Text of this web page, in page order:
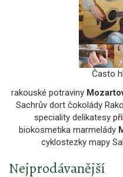
Často
rakouské potraviny
Sachrův dort čokolády
speciality delikatesy
biokosmetika marmelády
cyklostezky mapy
Nejprodávanější